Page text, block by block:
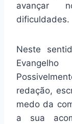
avançar
dificuldades.
Neste
redação,
medo da
a sua